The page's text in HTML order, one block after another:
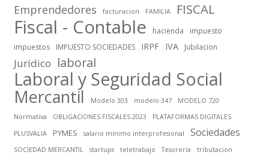
Emprendedores facturacion FAMILIA FISCAL
Fiscal - Contable hacienda
impuesto
impuestos
IMPUESTO SOCIEDADES IRPF IVA Jubilacion
Jurídico laboral
Laboral y Seguridad Social
Mercantil Modelo 303 modelo 347
MODELO 720
Normativa
OBLIGACIONES FISCALES 2023
PLATAFORMAS DIGITALES
PLUSVALIA
PYMES salario mínimo interprofesional Sociedades
SOCIEDAD MERCANTIL startups teletrabajo Tesoreria
tributacion